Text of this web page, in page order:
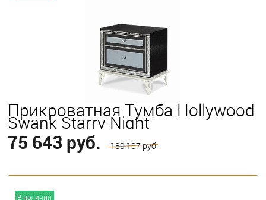
Прикроватная Тумба Hollywood
Swank Starry Night
75 643 руб. 189 107 руб.
В наличии